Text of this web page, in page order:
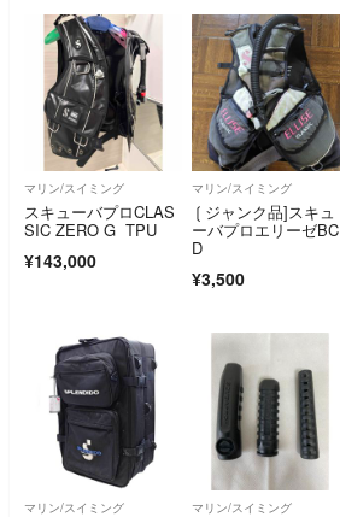
マリン/スイミング
スキューバプロCLAS
SIC ZERO G TPU
¥143,000
マリン/スイミング
❲ジャンク品]スキュ
ーバプロエリーゼBC
D
¥3,500
マリン/スイミング マリン/スイミング